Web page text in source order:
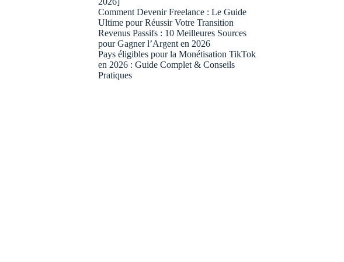
Comment Devenir Freelance : Le Guide
Ultime pour Réussir Votre Transition
Revenus Passifs : 10 Meilleures Sources
pour Gagner l’Argent en 2026
Pays éligibles pour la Monétisation TikTok
en 2026 : Guide Complet & Conseils
Pratiques